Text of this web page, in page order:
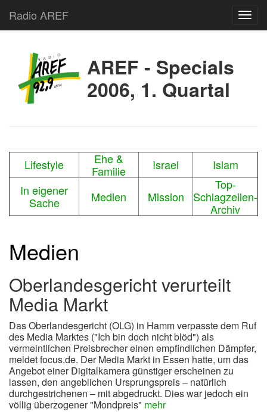
Radio AREF
AREF - Specials
2006, 1. Quartal
Lifestyle
Ehe &
Familie
Israel
Islam
In eigener
Sache
Medien Mission
Top-
Schlagzeilen-
Archiv
Medien
Oberlandesgericht verurteilt
Media Markt
Das Oberlandesgericht (OLG) in Hamm verpasste dem Ruf
des Media Marktes ("Ich bin doch nicht blöd") als
vermeintlichen Preisbrecher einen empfindlichen Dämpfer,
meldet focus.de. Der Media Markt in Essen hatte, um das
Angebot einer Digitalkamera günstiger erscheinen zu
lassen, den angeblichen Ursprungspreis – natürlich
durchgestrichenen – mit abgedruckt. Dies war jedoch ein
völlig überzogener "Mondpreis" mehr